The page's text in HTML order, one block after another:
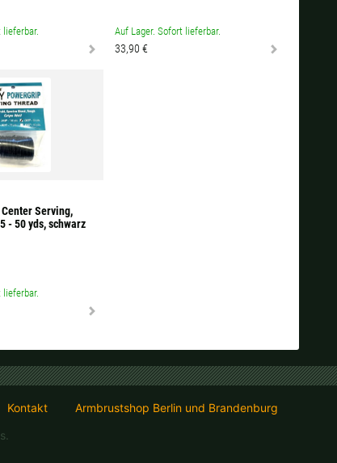
lieferbar. Auf Lager. Sofort lieferbar.
33,90 €
Serving,
- 50 yds, schwarz
lieferbar.
Kontakt
Armbrustshop Berlin und Brandenburg